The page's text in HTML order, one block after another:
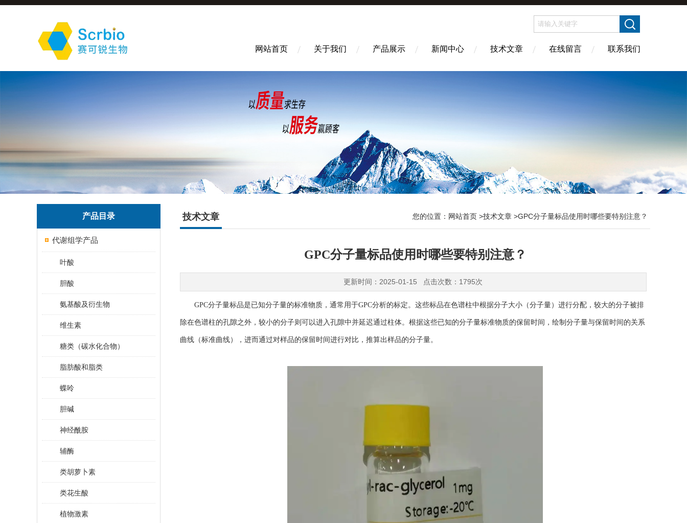
网站首页 关于我们 产品展示 新闻中心 技术文章 在线留言 联系我们
产品目录
代谢组学产品
叶酸
胆酸
氨基酸及衍生物
维生素
糖类（碳水化合物）
脂肪酸和脂类
蝶呤
胆碱
神经酰胺
辅酶
类胡萝卜素
类花生酸
植物激素
技术文章 您的位置： 网站首页 >技术文章 >GPC分子量标品使用时哪些要特别注意？
GPC分子量标品使用时哪些要特别注意？
更新时间：2025-01-15 点击次数：1795次
GPC分子量标品是已知分子量的标准物质，通常用于GPC分析的标定。这些标品在色谱柱中根据分子大小（分子量）进行分配，较大的分子被排
除在色谱柱的孔隙之外，较小的分子则可以进入孔隙中并延迟通过柱体。根据这些已知的分子量标准物质的保留时间，绘制分子量与保留时间的关系
曲线（标准曲线），进而通过对样品的保留时间进行对比，推算出样品的分子量。